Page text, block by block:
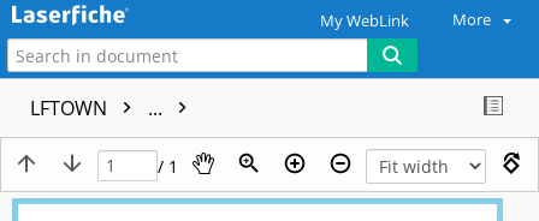
My WebLink More
LFTOWN ...
/ 1